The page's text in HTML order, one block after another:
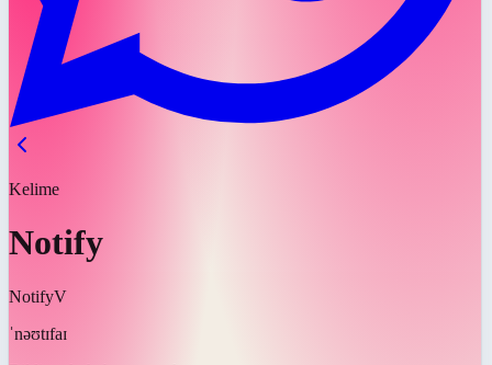
Kelime
Notify
NotifyV
ˈnəʊtɪfaɪ